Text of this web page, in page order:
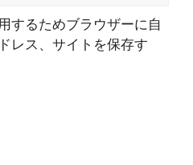
するためブラウザーに自
レス、サイトを保存す